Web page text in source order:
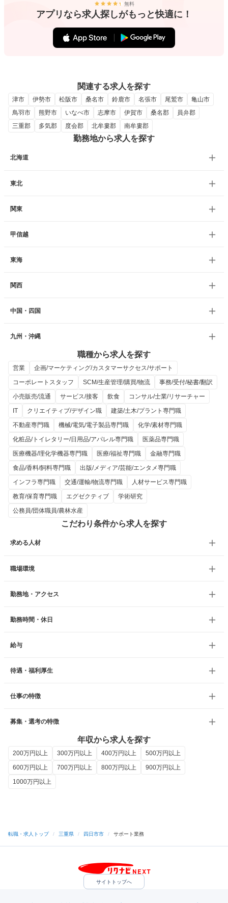
無料
アプリなら求人探しがもっと快適に！
関連する求人を探す
津市 伊勢市 松阪市 桑名市 鈴鹿市 名張市 尾鷲市
亀山市
鳥羽市
熊野市 いなべ市 志摩市 伊賀市 桑名郡
員弁郡
三重郡
多気郡 度会郡 北牟婁郡 南牟婁郡
勤務地から求人を探す
北海道
東北
関東
甲信越
東海
関西
中国・四国
九州・沖縄
職種から求人を探す
営業
企画/マーケティング/カスタマーサクセス/サポート
コーポレートスタッフ
SCM/生産管理/購買/物流
事務/受付/秘書/翻訳
小売販売/流通
サービス/接客 飲食
コンサル/士業/リサーチャー
IT
クリエイティブ/デザイン職
建築/土木/プラント専門職
不動産専門職
機械/電気/電子製品専門職
化学/素材専門職
化粧品/トイレタリー/日用品/アパレル専門職
医薬品専門職
医療機器/理化学機器専門職
医療/福祉専門職
金融専門職
食品/香料/飼料専門職
出版/メディア/芸能/エンタメ専門職
インフラ専門職
交通/運輸/物流専門職
人材サービス専門職
教育/保育専門職
エグゼクティブ
学術研究
公務員/団体職員/農林水産
こだわり条件から求人を探す
求める人材
職場環境
勤務地・アクセス
勤務時間・休日
給与
待遇・福利厚生
仕事の特徴
募集・選考の特徴
年収から求人を探す
200万円以上 300万円以上 400万円以上
500万円以上
600万円以上
700万円以上 800万円以上
900万円以上
1000万円以上
転職・求人トップ / 三重県 / 四日市市 / サポート業務
サイトトップへ